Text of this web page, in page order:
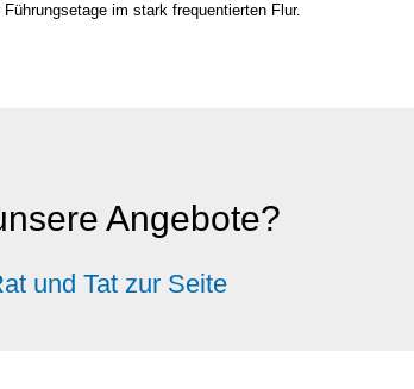
im stark fre­quen­tier­ten Flur.
Angebote?
und Tat zur Seite